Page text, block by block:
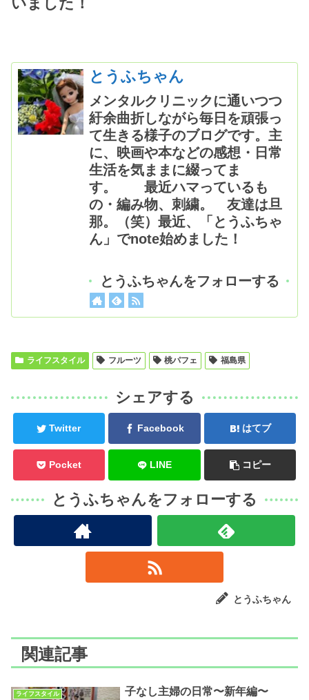
とうふちゃん
メンタルクリニックに通いつつ
紆余曲折しながら毎日を頑張っ
て生きる様子のブログです。主
に、映画や本などの感想・日常
生活を気ままに綴ってま
す。 最近ハマっているも
の・編み物、刺繍。 友達は旦
那。（笑）最近、「とうふちゃ
ん」でnote始めました！
とうふちゃんをフォローする
ライフスタイル フルーツ 桃パフェ 福島県
シェアする
Twitter Facebook はてブ
Pocket LINE コピー
とうふちゃんをフォローする
とうふちゃん
関連記事
ライフスタイル 子なし主婦の日常〜新年編〜